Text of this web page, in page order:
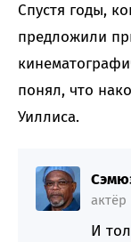
Спустя годы,
предложили
понял, что
Уиллиса.
актёр
И